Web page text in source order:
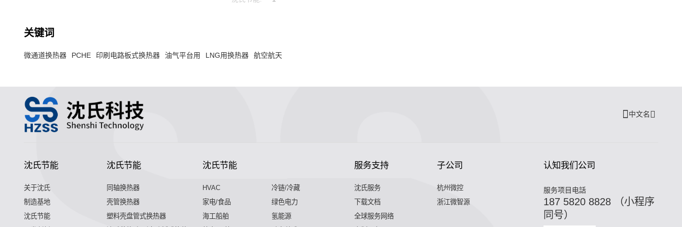
关键词
微通道换热器 PCHE 印刷电路板式换热器 油气平台用 LNG用换热器 航空航天
中文名
沈氏节能
关于沈氏
制造基地
沈氏节能
沈氏节能
同轴换热器
壳管换热器
塑料壳盘管式换热器
沈氏节能
HVAC
冷链/冷藏
家电/食品
绿色电力
海工船舶
氢能源
服务支持
沈氏服务
下载文档
全球服务网络
子公司
杭州微控
浙江微智源
认知我们公司
服务项目电話
187 5820 8828 （小程序
同号）